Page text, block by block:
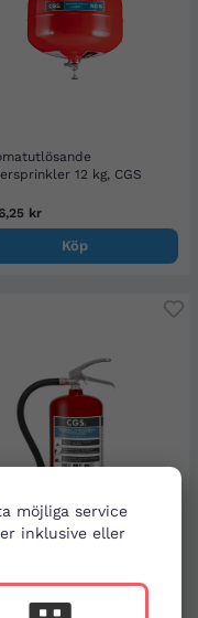
möjliga service
inklusive eller
12 kg, CGS
kr
Köp